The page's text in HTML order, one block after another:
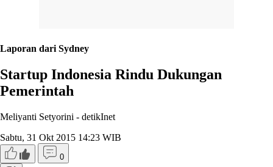
Laporan dari Sydney
Startup Indonesia Rindu Dukungan
Pemerintah
Meliyanti Setyorini - detikInet
Sabtu, 31 Okt 2015 14:23 WIB
0